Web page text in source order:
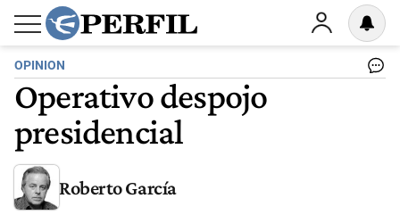
OPINION
Operativo despojo
presidencial
Roberto García